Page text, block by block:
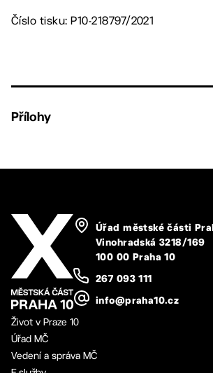
Číslo tisku: P10-218797/2021
Přílohy
Úřad městské části
Vinohradská 3218/169
100 00 Praha 10
267 093 111
info@praha10.cz
Život v Praze 10
Úřad MČ
Vedení a správa MČ